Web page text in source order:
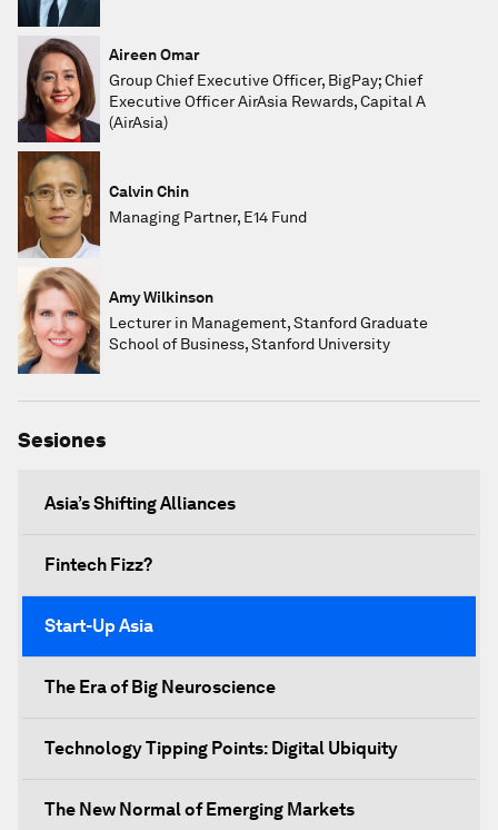
Aireen Omar
Group Chief Executive Officer, BigPay; Chief
Executive Officer AirAsia Rewards, Capital A
(AirAsia)
Calvin Chin
Managing Partner, E14 Fund
Amy Wilkinson
Lecturer in Management, Stanford Graduate
School of Business, Stanford University
Sesiones
Asia’s Shifting Alliances
Fintech Fizz?
Start-Up Asia
The Era of Big Neuroscience
Technology Tipping Points: Digital Ubiquity
The New Normal of Emerging Markets